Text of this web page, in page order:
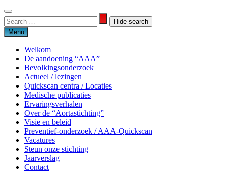
Skip
to
content
Search
for:
Search
Menu
Welkom
De aandoening “AAA”
Bevolkingsonderzoek
Actueel / lezingen
Quickscan centra / Locaties
Medische publicaties
Ervaringsverhalen
Over de “Aortastichting”
Visie en beleid
Preventief-onderzoek / AAA-Quickscan
Vacatures
Steun onze stichting
Jaarverslag
Contact